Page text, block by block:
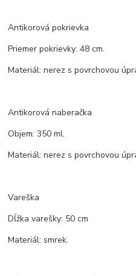
Antikorová pokrievka
Priemer pokrievky: 48 cm.
Materiál: nerez s povrchovou
Antikorová naberačka
Objem: 350 ml.
Materiál: nerez s povrchovou
Vareška
Dĺžka varešky: 50 cm
Materiál: smrek.